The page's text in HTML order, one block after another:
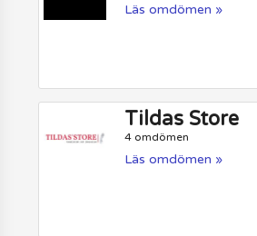
Läs omdömen »
Tildas Store
4 omdömen
Läs omdömen »